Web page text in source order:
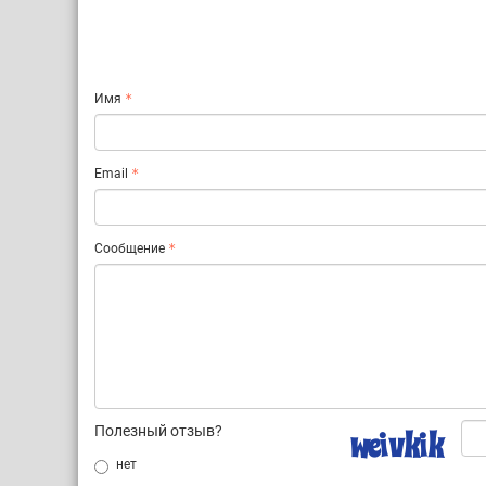
Имя
Email
Сообщение
Полезный отзыв?
нет